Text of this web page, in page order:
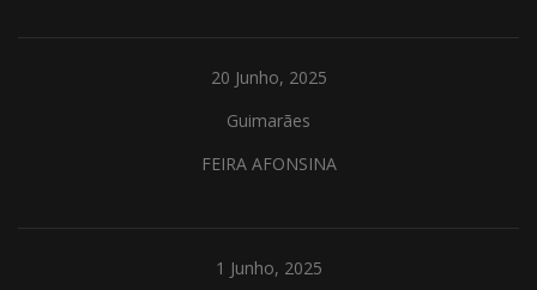
20 Junho, 2025
Guimarães
FEIRA AFONSINA
1 Junho, 2025